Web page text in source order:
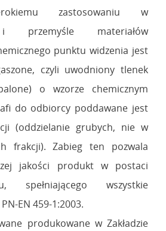
zastosowaniu w
przemyśle materiałów
punktu widzenia jest
czyli uwodniony tlenek
o wzorze chemicznym
do odbiorcy poddawane jest
(oddzielanie grubych, nie w
frakcji). Zabieg ten pozwala
jakości produkt w postaci
spełniającego wszystkie
EN 459-1:2003.
produkowane w Zakładzie